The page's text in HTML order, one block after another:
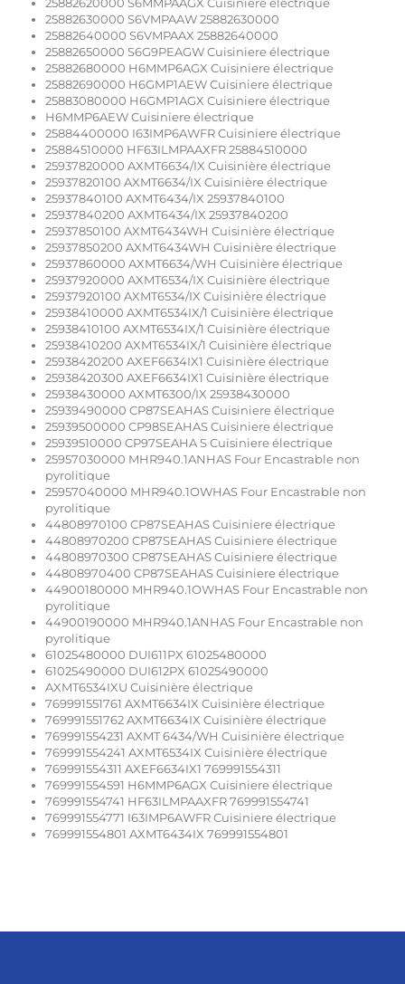
25882620000 S6MMPAAGX Cuisiniere électrique
25882630000 S6VMPAAW 25882630000
25882640000 S6VMPAAX 25882640000
25882650000 S6G9PEAGW Cuisiniere électrique
25882680000 H6MMP6AGX Cuisiniere électrique
25882690000 H6GMP1AEW Cuisiniere électrique
25883080000 H6GMP1AGX Cuisiniere électrique
H6MMP6AEW Cuisiniere électrique
25884400000 I63IMP6AWFR Cuisiniere électrique
25884510000 HF63ILMPAAXFR 25884510000
25937820000 AXMT6634/IX Cuisinière électrique
25937820100 AXMT6634/IX Cuisinière électrique
25937840100 AXMT6434/IX 25937840100
25937840200 AXMT6434/IX 25937840200
25937850100 AXMT6434WH Cuisinière électrique
25937850200 AXMT6434WH Cuisinière électrique
25937860000 AXMT6634/WH Cuisinière électrique
25937920000 AXMT6534/IX Cuisinière électrique
25937920100 AXMT6534/IX Cuisinière électrique
25938410000 AXMT6534IX/1 Cuisinière électrique
25938410100 AXMT6534IX/1 Cuisinière électrique
25938410200 AXMT6534IX/1 Cuisinière électrique
25938420200 AXEF6634IX1 Cuisinière électrique
25938420300 AXEF6634IX1 Cuisinière électrique
25938430000 AXMT6300/IX 25938430000
25939490000 CP87SEAHAS Cuisiniere électrique
25939500000 CP98SEAHAS Cuisiniere électrique
25939510000 CP97SEAHA S Cuisiniere électrique
25957030000 MHR940.1ANHAS Four Encastrable non
pyrolitique
25957040000 MHR940.1OWHAS Four Encastrable non
pyrolitique
44808970100 CP87SEAHAS Cuisiniere électrique
44808970200 CP87SEAHAS Cuisiniere électrique
44808970300 CP87SEAHAS Cuisiniere électrique
44808970400 CP87SEAHAS Cuisiniere électrique
44900180000 MHR940.1OWHAS Four Encastrable non
pyrolitique
44900190000 MHR940.1ANHAS Four Encastrable non
pyrolitique
61025480000 DUI611PX 61025480000
61025490000 DUI612PX 61025490000
AXMT6534IXU Cuisinière électrique
769991551761 AXMT6634IX Cuisinière électrique
769991551762 AXMT6634IX Cuisinière électrique
769991554231 AXMT 6434/WH Cuisinière électrique
769991554241 AXMT6534IX Cuisinière électrique
769991554311 AXEF6634IX1 769991554311
769991554591 H6MMP6AGX Cuisiniere électrique
769991554741 HF63ILMPAAXFR 769991554741
769991554771 I63IMP6AWFR Cuisiniere électrique
769991554801 AXMT6434IX 769991554801